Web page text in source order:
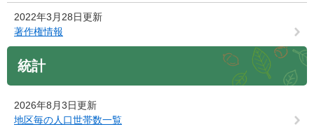
2022年3月28日更新
著作権情報
統計
2026年8月3日更新
地区毎の人口世帯数一覧